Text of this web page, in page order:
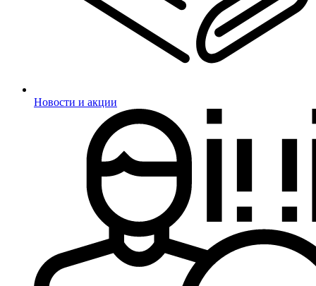
Новости и акции